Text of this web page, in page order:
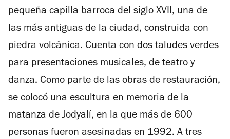
pequeña capilla barroca del siglo XVII, una de
las más antiguas de la ciudad, construida con
piedra volcánica. Cuenta con dos taludes verdes
para presentaciones musicales, de teatro y
danza. Como parte de las obras de restauración,
se colocó una escultura en memoria de la
matanza de Jodyalí, en la que más de 600
personas fueron asesinadas en 1992. A tres